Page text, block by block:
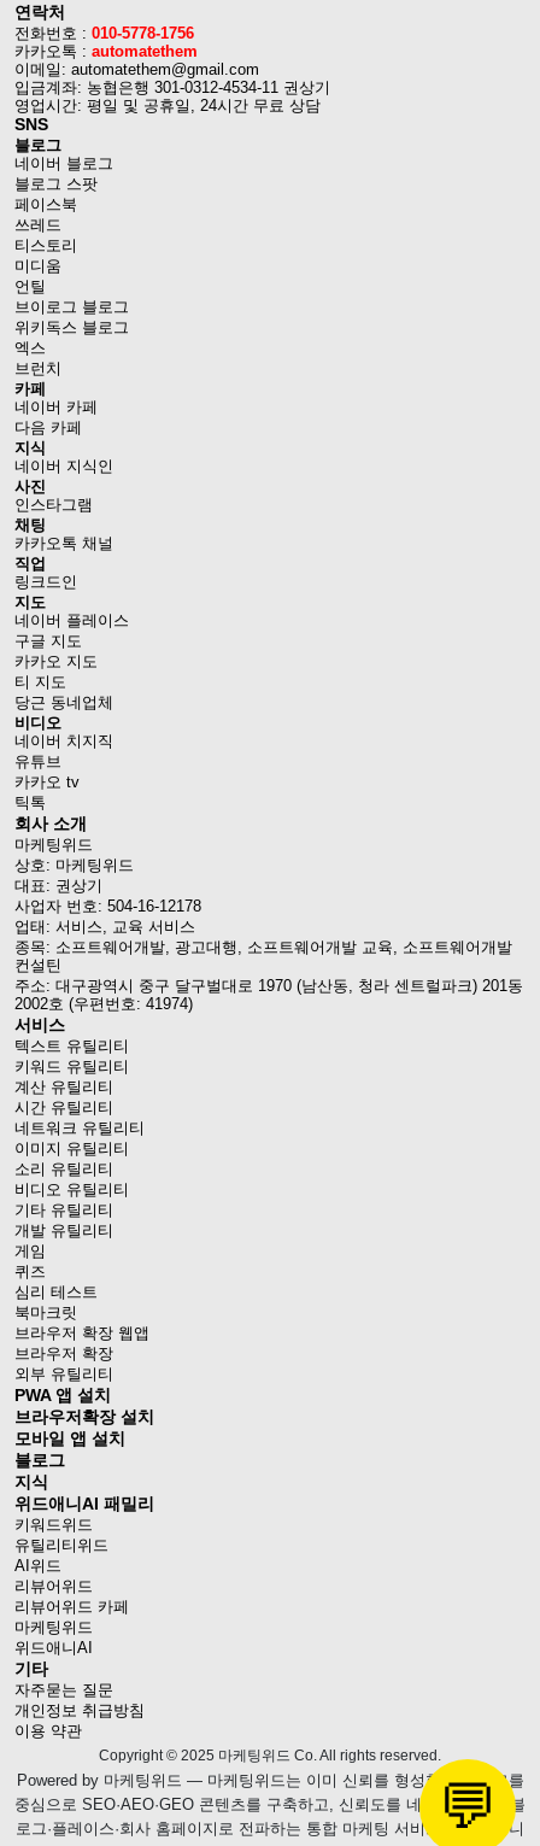
💬
연락처
전화번호 : 010-5778-1756
카카오톡 : automatethem
이메일: automatethem@gmail.com
입금계좌: 농협은행 301-0312-4534-11 권상기
영업시간: 평일 및 공휴일, 24시간 무료 상담
SNS
블로그
네이버 블로그
블로그 스팟
페이스북
쓰레드
티스토리
미디움
언틸
브이로그 블로그
위키독스 블로그
엑스
브런치
카페
네이버 카페
다음 카페
지식
네이버 지식인
사진
인스타그램
채팅
카카오톡 채널
직업
링크드인
지도
네이버 플레이스
구글 지도
카카오 지도
티 지도
당근 동네업체
비디오
네이버 치지직
유튜브
카카오 tv
틱톡
회사 소개
마케팅위드
상호: 마케팅위드
대표: 권상기
사업자 번호: 504-16-12178
업태: 서비스, 교육 서비스
종목: 소프트웨어개발, 광고대행, 소프트웨어개발 교육, 소프트웨어개발
컨설틴
주소: 대구광역시 중구 달구벌대로 1970 (남산동, 청라 센트럴파크) 201동
2002호 (우편번호: 41974)
서비스
텍스트 유틸리티
키워드 유틸리티
계산 유틸리티
시간 유틸리티
네트워크 유틸리티
이미지 유틸리티
소리 유틸리티
비디오 유틸리티
기타 유틸리티
개발 유틸리티
게임
퀴즈
심리 테스트
북마크릿
브라우저 확장 웹앱
브라우저 확장
외부 유틸리티
PWA 앱 설치
브라우저확장 설치
모바일 앱 설치
블로그
지식
위드애니AI 패밀리
키워드위드
유틸리티위드
AI위드
리뷰어위드
리뷰어위드 카페
마케팅위드
위드애니AI
기타
자주묻는 질문
개인정보 취급방침
이용 약관
Copyright © 2025 마케팅위드 Co. All rights reserved.
Powered by 마케팅위드 — 마케팅위드는 이미 신뢰를 형성한 웹블로그를
중심으로 SEO·AEO·GEO 콘텐츠를 구축하고, 신뢰도를 네이버 브랜드 블
로그·플레이스·회사 홈페이지로 전파하는 통합 마케팅 서비스를 제공합니